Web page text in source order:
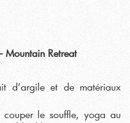
Mountain Retreat
d’argile et de matériaux
le souffle, yoga au